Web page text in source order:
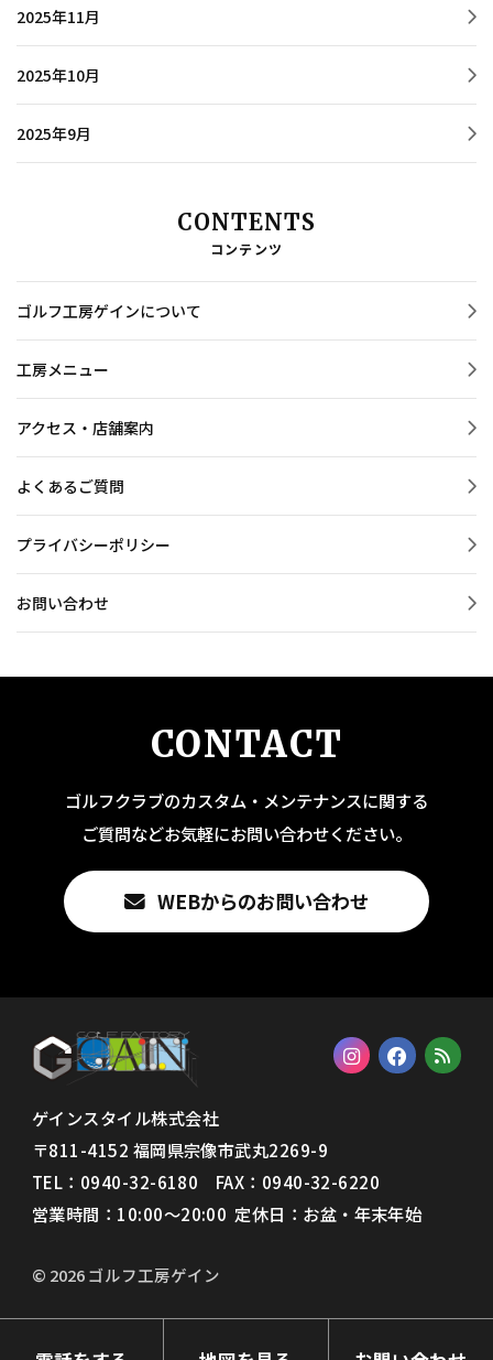
2025年11月
2025年10月
2025年9月
CONTENTS
コンテンツ
ゴルフ工房ゲインについて
工房メニュー
アクセス・店舗案内
よくあるご質問
プライバシーポリシー
お問い合わせ
CONTACT
ゴルフクラブのカスタム・メンテナンスに関する
ご質問などお気軽にお問い合わせください。
WEBからのお問い合わせ
ゲインスタイル株式会社
〒811-4152 福岡県宗像市武丸2269-9
TEL：0940-32-6180 FAX： 0940-32-6220
営業時間：10:00〜20:00 定休日：お盆・年末年始
© 2026 ゴルフ工房ゲイン